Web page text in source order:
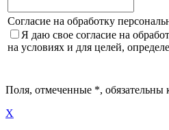
Согласие на обработку
Я даю свое согласие на
на условиях и для целей,
Поля, отмеченные *,
X